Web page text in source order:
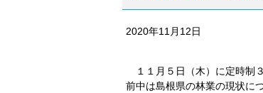
2020年11月12日
１１月５日（木）に定時制
前中は島根県の林業の現状に